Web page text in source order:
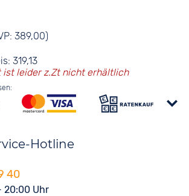
389,00)
319,13
ist leider z.Zt nicht erhältlich
Hotline
40
20:00 Uhr